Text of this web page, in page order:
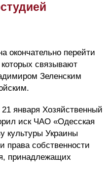
окончательно перейти
связывают
Зеленским
января Хозяйственный
иск ЧАО «Одесская
культуры Украины
права собственности
принадлежащих